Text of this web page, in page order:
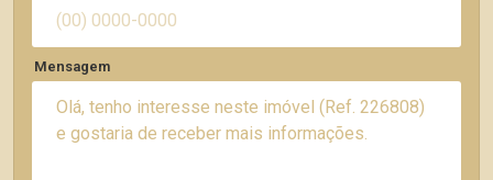
Mensagem